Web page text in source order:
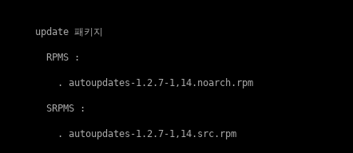
update 패키지
  RPMS :
    .
autoupdates-1.2.7-1,14.noarch.rpm
  SRPMS :
    .
autoupdates-1.2.7-1,14.src.rpm